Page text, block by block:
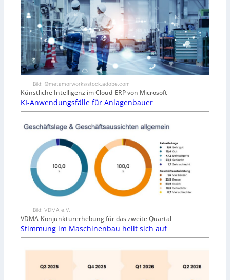
Bild: ©metamorworks/stock.adobe.com
Künstliche Intelligenz im Cloud-ERP von Microsoft
KI-Anwendungsfälle für Anlagenbauer
Bild: VDMA e.V.
VDMA-Konjunkturerhebung für das zweite Quartal
Stimmung im Maschinenbau hellt sich auf